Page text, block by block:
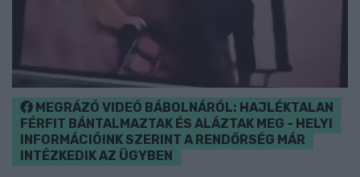
MEGRÁZÓ VIDEÓ BÁBOLNÁRÓL: HAJLÉKTALAN
FÉRFIT BÁNTALMAZTAK ÉS ALÁZTAK MEG - HELYI
INFORMÁCIÓINK SZERINT A RENDŐRSÉG MÁR
INTÉZKEDIK AZ ÜGYBEN